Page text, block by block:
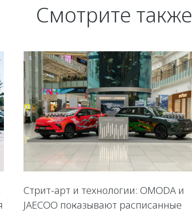
Смотрите также
Стрит-арт и технологии: OMODA и
JAECOO показывают расписанные